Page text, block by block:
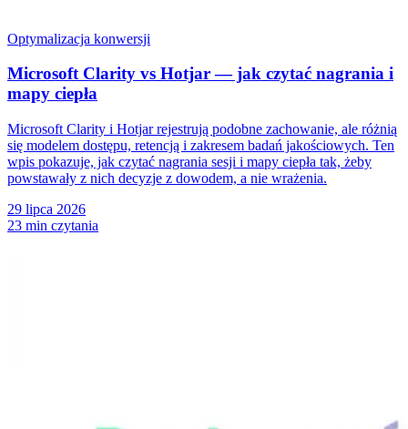
Optymalizacja konwersji
Microsoft Clarity vs Hotjar — jak czytać nagrania i
mapy ciepła
Microsoft Clarity i Hotjar rejestrują podobne zachowanie, ale różnią
się modelem dostępu, retencją i zakresem badań jakościowych. Ten
wpis pokazuje, jak czytać nagrania sesji i mapy ciepła tak, żeby
powstawały z nich decyzje z dowodem, a nie wrażenia.
29 lipca 2026
23 min czytania